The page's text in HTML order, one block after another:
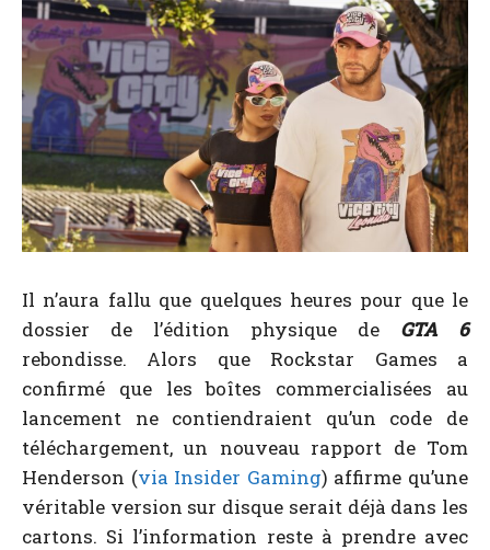
Il n’aura fallu que quelques heures pour que le
dossier de l’édition physique de GTA 6
rebondisse. Alors que Rockstar Games a
confirmé que les boîtes commercialisées au
lancement ne contiendraient qu’un code de
téléchargement, un nouveau rapport de Tom
Henderson (via Insider Gaming) affirme qu’une
véritable version sur disque serait déjà dans les
cartons. Si l’information reste à prendre avec